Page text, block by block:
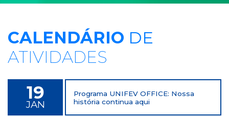
CALENDÁRIO DE
ATIVIDADES
19
JAN
Programa UNIFEV OFFICE: Nossa
história continua aqui